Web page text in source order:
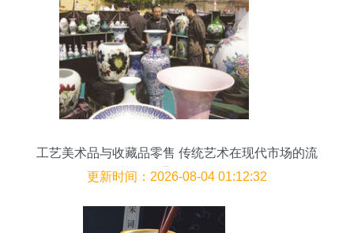
工艺美术品与收藏品零售 传统艺术在现代市场的流
通复兴
更新时间：2026-08-04 01:12:32